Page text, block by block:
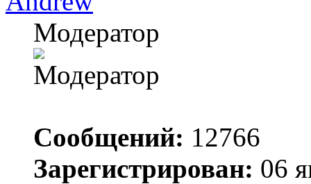
Модератор
Сообщений: 12766
Зарегистрирован: 06